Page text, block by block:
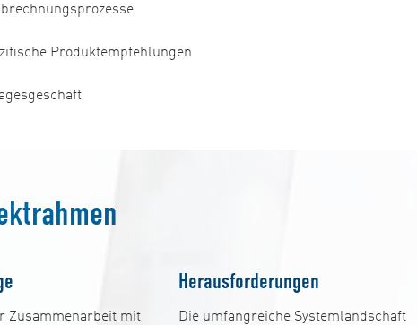
Produktempfehlungen
Zusammenarbeit mit
Herausforderungen
Die umfangreiche Systemlandschaft